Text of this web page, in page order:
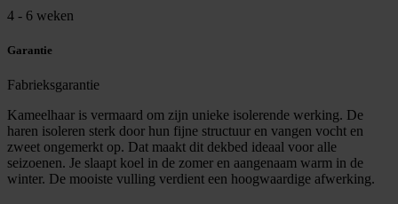
4 - 6 weken
Garantie
Fabrieksgarantie
Kameelhaar is vermaard om zijn unieke isolerende werking. De
haren isoleren sterk door hun fijne structuur en vangen vocht en
zweet ongemerkt op. Dat maakt dit dekbed ideaal voor alle
seizoenen. Je slaapt koel in de zomer en aangenaam warm in de
winter. De mooiste vulling verdient een hoogwaardige afwerking.